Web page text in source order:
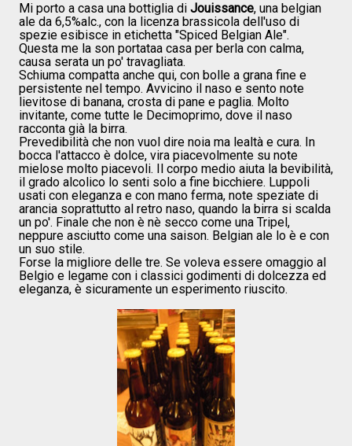
Mi porto a casa una bottiglia di Jouissance, una belgian
ale da 6,5%alc., con la licenza brassicola dell'uso di
spezie esibisce in etichetta "Spiced Belgian Ale".
Questa me la son portataa casa per berla con calma,
causa serata un po' travagliata.
Schiuma compatta anche qui, con bolle a grana fine e
persistente nel tempo. Avvicino il naso e sento note
lievitose di banana, crosta di pane e paglia. Molto
invitante, come tutte le Decimoprimo, dove il naso
racconta già la birra.
Prevedibilità che non vuol dire noia ma lealtà e cura. In
bocca l'attacco è dolce, vira piacevolmente su note
mielose molto piacevoli. Il corpo medio aiuta la bevibilità,
il grado alcolico lo senti solo a fine bicchiere. Luppoli
usati con eleganza e con mano ferma, note speziate di
arancia soprattutto al retro naso, quando la birra si scalda
un po'. Finale che non è nè secco come una Tripel,
neppure asciutto come una saison. Belgian ale lo è e con
un suo stile.
Forse la migliore delle tre. Se voleva essere omaggio al
Belgio e legame con i classici godimenti di dolcezza ed
eleganza, è sicuramente un esperimento riuscito.